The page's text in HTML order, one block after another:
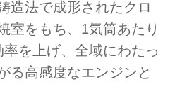
造法で成形されたクロ
室をもち、1気筒あたり
を上げ、全域にわたっ
る高感度なエンジンと